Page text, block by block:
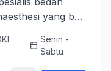
yang bs
bergabung
Senin -
Sabtu